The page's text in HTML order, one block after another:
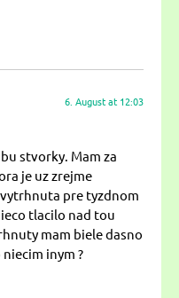
6. August at 12:03
stvorky. Mam za
je uz zrejme
pre tyzdnom
tlacilo nad tou
mam biele dasno
inym ?